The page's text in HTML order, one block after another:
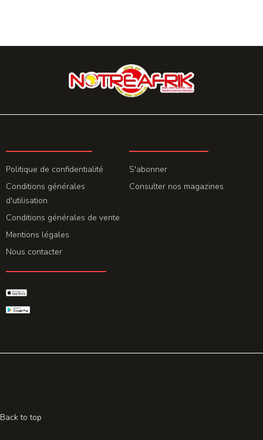
Politique de confidentialité
Conditions générales
d'utilisation
Conditions générales de vente
Mentions légales
Nous contacter
S'abonner
Consulter nos magazines
Back to top